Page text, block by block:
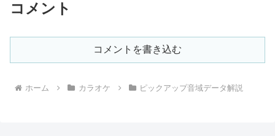
コメント
コメントを書き込む
ホーム カラオケ ピックアップ音域データ解説